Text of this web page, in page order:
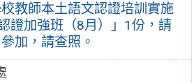
教師本土語文認證培訓實施
證加強班（8月）」1份，請
加，請查照。